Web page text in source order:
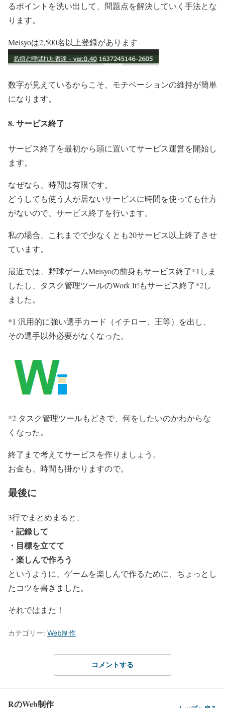
るポイントを洗い出して、問題点を解決していく手法とな
ります。
Meisyoは2,500名以上登録があります
数字が見えているからこそ、モチベーションの維持が簡単
になります。
8. サービス終了
サービス終了を最初から頭に置いてサービス運営を開始し
ます。
なぜなら、時間は有限です。
どうしても使う人が居ないサービスに時間を使っても仕方
がないので、サービス終了を行います。
私の場合、これまでで少なくとも20サービス以上終了させ
ています。
最近では、野球ゲームMeisyoの前身もサービス終了*1しま
したし、タスク管理ツールのWork It!もサービス終了*2し
ました。
*1 汎用的に強い選手カード（イチロー、王等）を出し、
その選手以外必要がなくなった。
*2 タスク管理ツールもどきで、何をしたいのかわからな
くなった。
終了まで考えてサービスを作りましょう。
お金も、時間も掛かりますので。
最後に
3行でまとめまると、
・記録して
・目標を立てて
・楽しんで作ろう
というように、ゲームを楽しんで作るために、ちょっとし
たコツを書きました。
それではまた！
カテゴリー: Web制作
コメントする
RのWeb制作